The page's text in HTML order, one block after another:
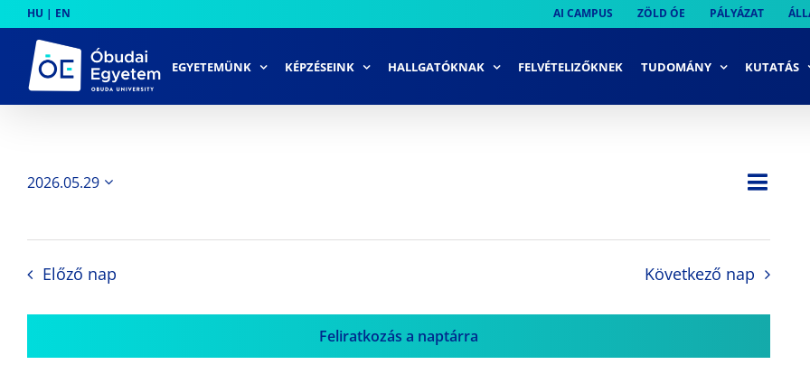
to
content
HU | EN AI CAMPUS ZÖLD ÓE PÁLYÁZAT
EGYETEMÜNK KÉPZÉSEINK HALLGATÓKNAK FELVÉTELIZŐKNEK TUDOMÁNY KUTATÁS
Nap
2026.05.29
Előző nap Következő nap
Feliratkozás a naptárra